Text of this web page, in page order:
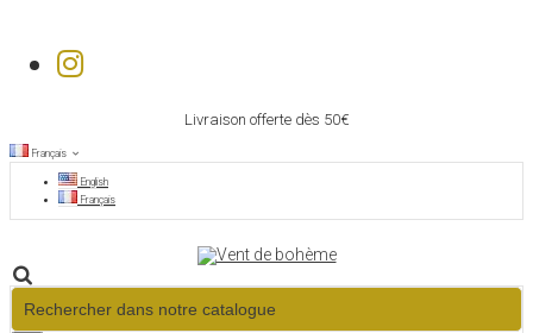
Livraison offerte dès 50€
Français
English
Français